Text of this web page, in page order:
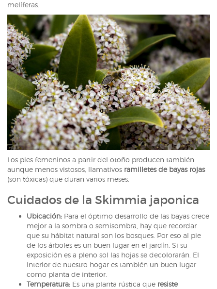
melíferas.
Los pies femeninos a partir del otoño producen también
aunque menos vistosos, llamativos ramilletes de bayas rojas
(son tóxicas) que duran varios meses.
Cuidados de la Skimmia japonica
Ubicación: Para el óptimo desarrollo de las bayas crece
mejor a la sombra o semisombra, hay que recordar
que su hábitat natural son los bosques. Por eso al pie
de los árboles es un buen lugar en el jardín. Si su
exposición es a pleno sol las hojas se decolorarán. El
interior de nuestro hogar es también un buen lugar
como planta de interior.
Temperatura: Es una planta rústica que resiste